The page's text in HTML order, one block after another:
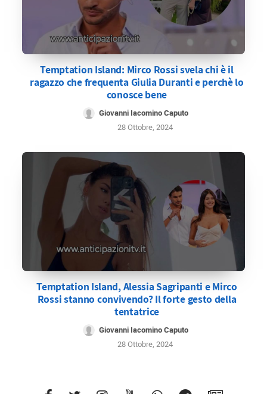
Temptation Island: Mirco Rossi svela chi è il
ragazzo che frequenta Giulia Duranti e perchè lo
conosce bene
Giovanni Iacomino Caputo
28 Ottobre, 2024
Temptation Island, Alessia Sagripanti e Mirco
Rossi stanno convivendo? Il forte gesto della
tentatrice
Giovanni Iacomino Caputo
28 Ottobre, 2024